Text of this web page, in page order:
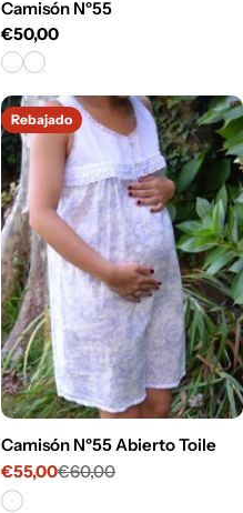
Camisón Nº55
Precio
habitual
€50,00
Rebajado
Camisón Nº55 Abierto Toile
Precio
de
€55,00
Precio
habitual
€60,00